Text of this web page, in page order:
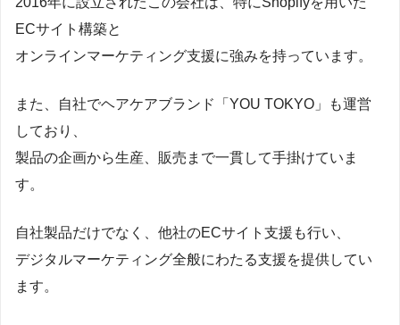
ECサイト構築と
オンラインマーケティング支援に強みを持っています。
また、自社でヘアケアブランド「YOU TOKYO」も運営
しており、
製品の企画から生産、販売まで一貫して手掛けていま
す。
自社製品だけでなく、他社のECサイト支援も行い、
デジタルマーケティング全般にわたる支援を提供してい
ます。